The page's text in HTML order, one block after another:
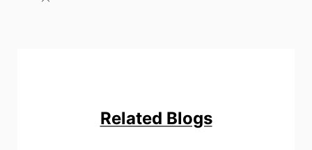
Related Blogs